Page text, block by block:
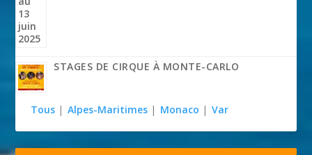
STAGES DE CIRQUE À MONTE-CARLO
Tous | Alpes-Maritimes | Monaco | Var